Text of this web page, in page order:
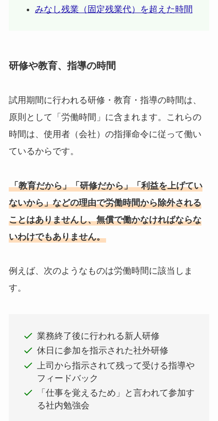
みなし残業（固定残業代）を超えた時間
研修や教育、指導の時間
試用期間に行われる研修・教育・指導の時間は、
原則として「労働時間」に含まれます。これらの
時間は、使用者（会社）の指揮命令に従って働い
ているからです。
「教育だから」「研修だから」「利益を上げてい
ないから」などの理由で労働時間から除外される
ことはありませんし、無償で働かなければならな
いわけでもありません。
例えば、次のようなものは労働時間に該当しま
す。
業務終了後に行われる新人研修
休日に参加を指示された社外研修
上司から指示されて残って受ける指導や
フィードバック
「仕事を覚えるため」と言われて参加す
る社内勉強会